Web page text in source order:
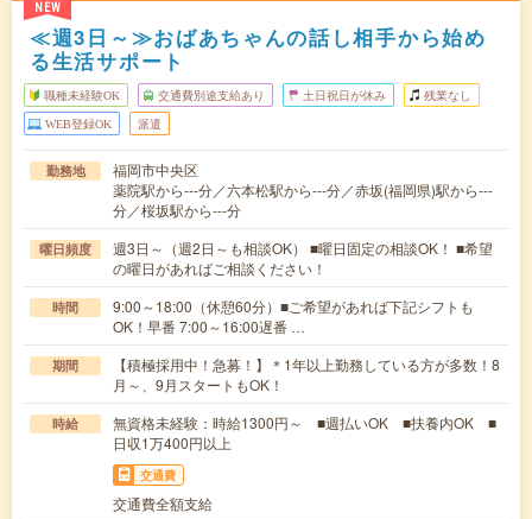
NEW
≪週3日～≫おばあちゃんの話し相手から始め
る生活サポート
職種未経験OK 交通費別途支給あり 土日祝日が休み 残業なし
WEB登録OK 派遣
勤務地
福岡市中央区
薬院駅から---分／六本松駅から---分／赤坂(福岡県)駅から---
分／桜坂駅から---分
曜日頻度
週3日～（週2日～も相談OK） ■曜日固定の相談OK！ ■希望
の曜日があればご相談ください！
時間
9:00～18:00（休憩60分）■ご希望があれば下記シフトも
OK！早番 7:00～16:00遅番 …
期間
【積極採用中！急募！】＊1年以上勤務している方が多数！8
月～、9月スタートもOK！
時給
無資格未経験：時給1300円～ ■週払いOK ■扶養内OK ■
日収1万400円以上
交通費
交通費全額支給